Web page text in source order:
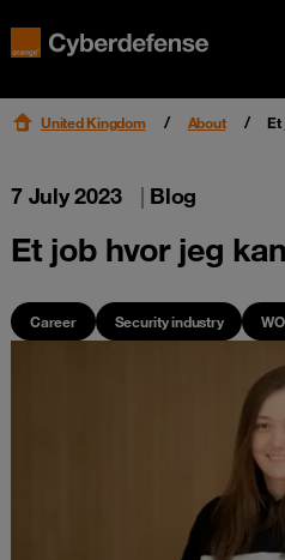
United Kingdom About Et
7 July 2023 | Blog
Et job hvor jeg
Career Security industry